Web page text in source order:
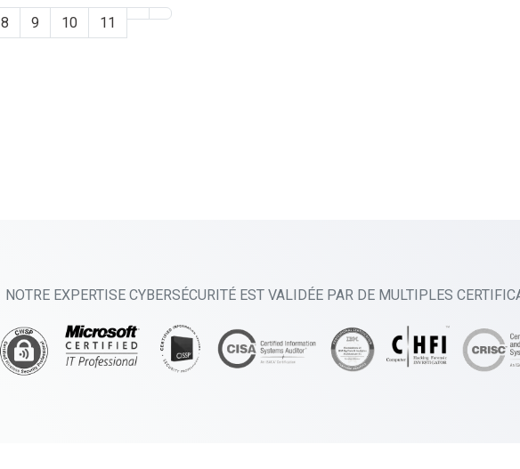
8 9 10 11
NOTRE EXPERTISE CYBERSÉCURITÉ EST VALIDÉE PAR DE MULTIPLES